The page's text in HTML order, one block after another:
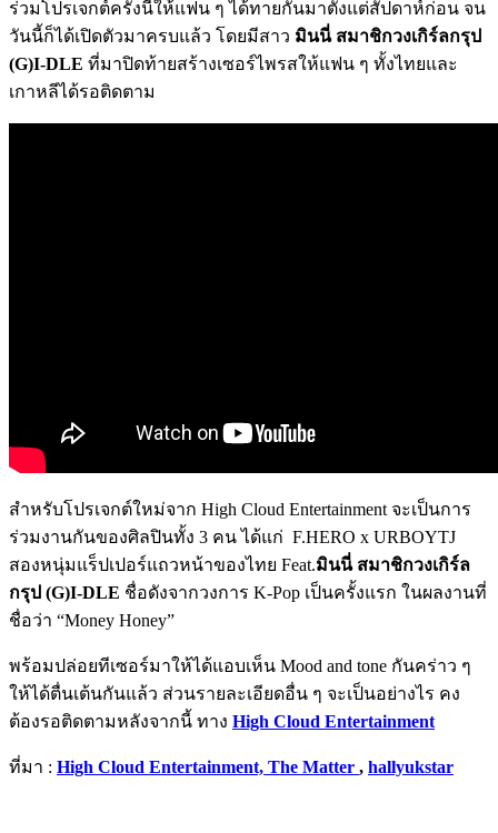
ร่วมโปรเจกต์ครั้งนี้ให้แฟน ๆ ได้ทายกันมาตั้งแต่สัปดาห์ก่อน จน
วันนี้ก็ได้เปิดตัวมาครบแล้ว โดยมีสาว มินนี่ สมาชิกวงเกิร์ลกรุป
(G)I-DLE ที่มาปิดท้ายสร้างเซอร์ไพรสให้แฟน ๆ ทั้งไทยและ
เกาหลีได้รอติดตาม
สำหรับโปรเจกต์ใหม่จาก High Cloud Entertainment จะเป็นการ
ร่วมงานกันของศิลปินทั้ง 3 คน ได้แก่ F.HERO x URBOYTJ
สองหนุ่มแร็ปเปอร์แถวหน้าของไทย Feat.มินนี่ สมาชิกวงเกิร์ล
กรุป (G)I-DLE ชื่อดังจากวงการ K-Pop เป็นครั้งแรก ในผลงานที่
ชื่อว่า “Money Honey”
พร้อมปล่อยทีเซอร์มาให้ได้แอบเห็น Mood and tone กันคร่าว ๆ
ให้ได้ตื่นเต้นกันแล้ว ส่วนรายละเอียดอื่น ๆ จะเป็นอย่างไร คง
ต้องรอติดตามหลังจากนี้ ทาง High Cloud Entertainment
ที่มา : High Cloud Entertainment, The Matter , hallyukstar